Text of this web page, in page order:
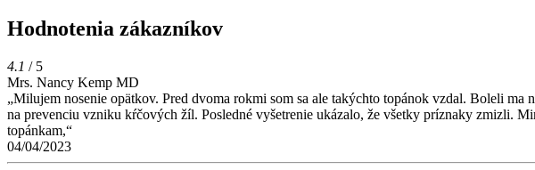
Hodnotenia zákazníkov
4.1 / 5
Mrs. Nancy Kemp MD
„Milujem nosenie opätkov. Pred dvoma rokmi som sa ale takýchto topánok vzdal. Boleli
na prevenciu vzniku kŕčových žíl. Posledné vyšetrenie ukázalo, že všetky príznaky zmizli.
topánkam,“
04/04/2023